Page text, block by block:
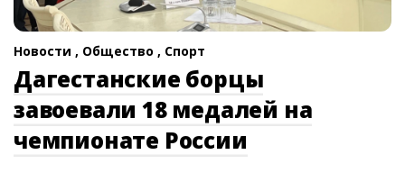
Новости , Общество , Спорт
Дагестанские борцы
завоевали 18 медалей на
чемпионате России